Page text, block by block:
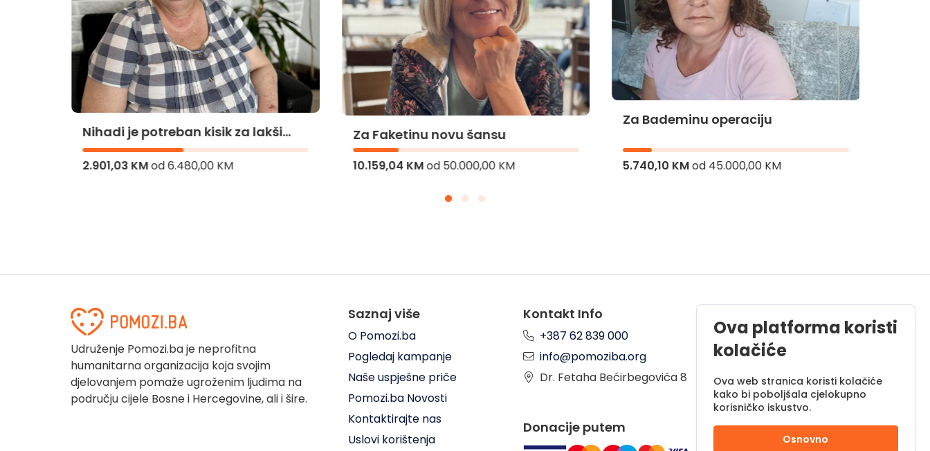
Nihadi je potreban kisik za lakši
život
2.901,03 KMod6.480,00 KM
Za Faketinu novu šansu
10.159,04 KMod 50.000,00 KM
Za Bademinu operaciju
5.740,10 KMod 45.000,00 KM
Udruženje Pomozi.ba je neprofitna
humanitarna organizacija koja svojim
djelovanjem pomaže ugroženim ljudima na
području cijele Bosne i Hercegovine, ali i šire.
Saznaj više
O Pomozi.ba
Pogledaj kampanje
Naše uspješne priče
Pomozi.ba Novosti
Kontaktirajte nas
Uslovi korištenja
Kontakt Info
+387 62 839 000
info@pomoziba.org
Dr. Fetaha Bećirbegovića 8
Pon - Pet od 08 do 17h
Sub od 10 do 17h
Nedjelja - neradni dan
Donacije putem
Ova platforma koristi
kolačiće
Ova web stranica koristi kolačiće
kako bi poboljšala cjelokupno
korisničko iskustvo.
Osnovno